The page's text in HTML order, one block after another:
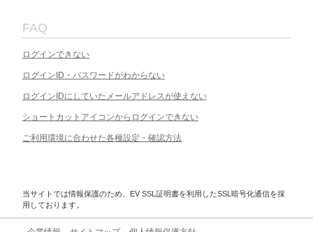
FAQ
ログインできない
ログインID・パスワードがわからない
ログインIDにしていたメールアドレスが使えない
ショートカットアイコンからログインできない
ご利用環境に合わせた各種設定・確認方法
当サイトでは情報保護のため、EV SSL証明書を利用したSSL暗号化通信を採
用しております。